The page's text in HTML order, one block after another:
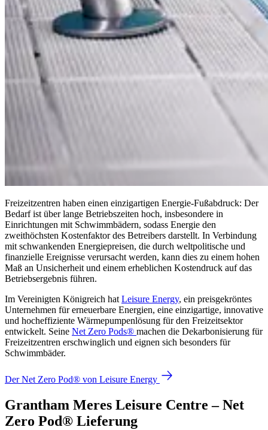
Freizeitzentren haben einen einzigartigen Energie-Fußabdruck: Der
Bedarf ist über lange Betriebszeiten hoch, insbesondere in
Einrichtungen mit Schwimmbädern, sodass Energie den
zweithöchsten Kostenfaktor des Betreibers darstellt. In Verbindung
mit schwankenden Energiepreisen, die durch weltpolitische und
finanzielle Ereignisse verursacht werden, kann dies zu einem hohen
Maß an Unsicherheit und einem erheblichen Kostendruck auf das
Betriebsergebnis führen.
Im Vereinigten Königreich hat Leisure Energy, ein preisgekröntes
Unternehmen für erneuerbare Energien, eine einzigartige, innovative
und hocheffiziente Wärmepumpenlösung für den Freizeitsektor
entwickelt. Seine Net Zero Pods® machen die Dekarbonisierung für
Freizeitzentren erschwinglich und eignen sich besonders für
Schwimmbäder.
Der Net Zero Pod® von Leisure Energy
Grantham Meres Leisure Centre – Net
Zero Pod® Lieferung